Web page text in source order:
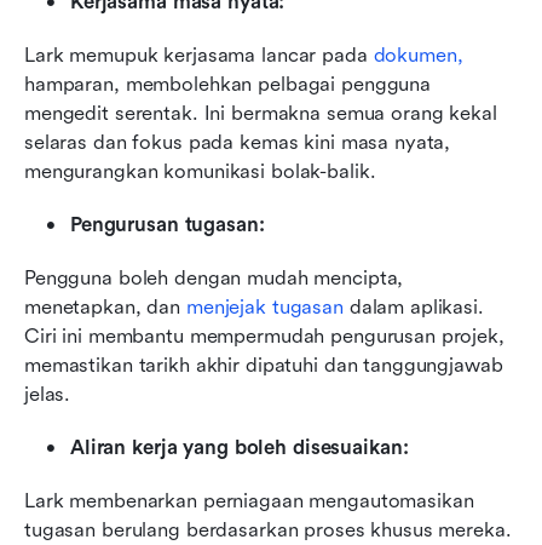
Lark memupuk kerjasama lancar pada dokumen,
hamparan, membolehkan pelbagai pengguna
mengedit serentak. Ini bermakna semua orang kekal
selaras dan fokus pada kemas kini masa nyata,
mengurangkan komunikasi bolak-balik.
Pengurusan tugasan:
Pengguna boleh dengan mudah mencipta,
menetapkan, dan menjejak tugasan dalam aplikasi.
Ciri ini membantu mempermudah pengurusan projek,
memastikan tarikh akhir dipatuhi dan tanggungjawab
jelas.
Aliran kerja yang boleh disesuaikan:
Lark membenarkan perniagaan mengautomasikan
tugasan berulang berdasarkan proses khusus mereka.